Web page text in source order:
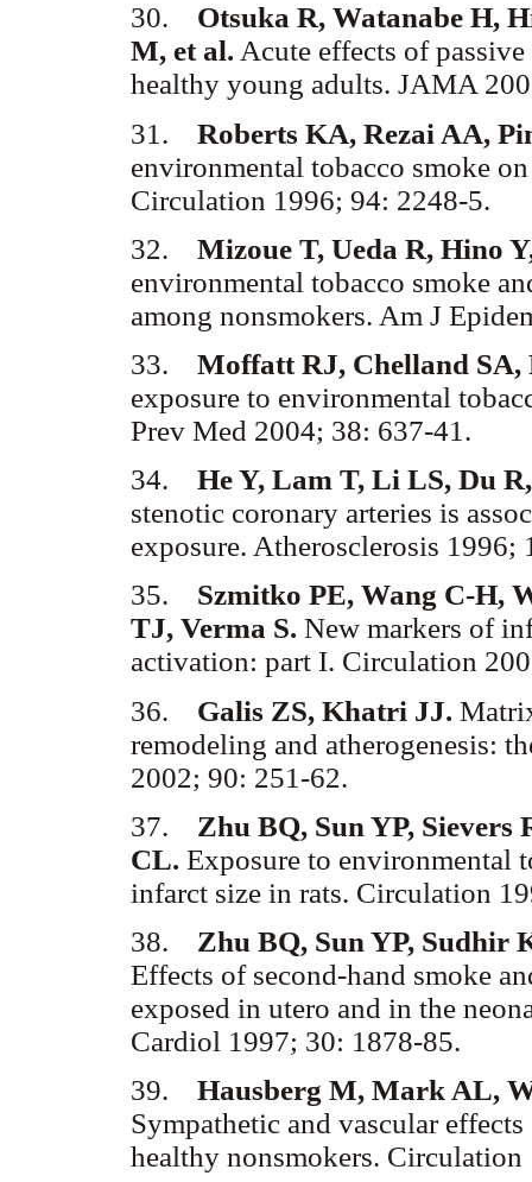
30. Otsuka R, Watanabe H,
M, et al. Acute effects of
healthy young adults. JAMA
31. Roberts KA, Rezai AA,
environmental tobacco smoke
Circulation 1996; 94: 2248-5.
32. Mizoue T, Ueda R, Hino
environmental tobacco smoke
among nonsmokers. Am J
33. Moffatt RJ, Chelland SA,
exposure to environmental
Prev Med 2004; 38: 637-41.
34. He Y, Lam T, Li LS, Du
stenotic coronary arteries is
exposure. Atherosclerosis
35. Szmitko PE, Wang C-H,
TJ, Verma S. New markers of
activation: part I. Circulation
36. Galis ZS, Khatri JJ.
remodeling and atherogenesis:
2002; 90: 251-62.
37. Zhu BQ, Sun YP,
CL. Exposure to environmental
infarct size in rats. Circulation
38. Zhu BQ, Sun YP, Sudhir
Effects of second-hand smoke
exposed in utero and in the
Cardiol 1997; 30: 1878-85.
39. Hausberg M, Mark AL,
Sympathetic and vascular
healthy nonsmokers.